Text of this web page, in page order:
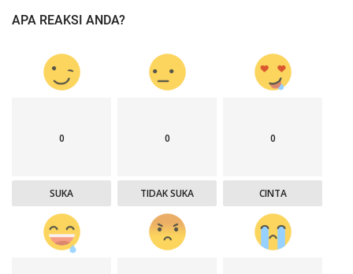
APA REAKSI ANDA?
0
SUKA
0
TIDAK SUKA
0
CINTA